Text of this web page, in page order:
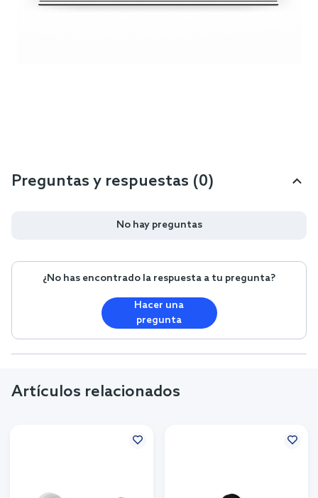
Preguntas y respuestas (0)
No hay preguntas
¿No has encontrado la respuesta a tu pregunta?
Hacer una
pregunta
Artículos relacionados